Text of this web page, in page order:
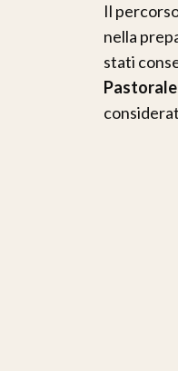
Il
nella
stati
Pastorale